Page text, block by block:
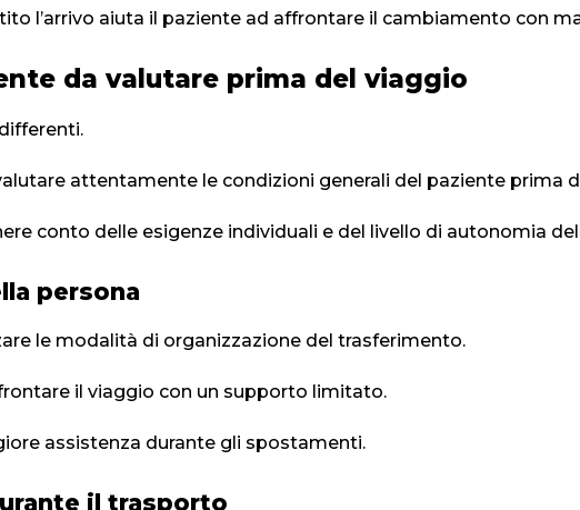
l’arrivo aiuta il paziente ad affrontare il cambiamento con
da valutare prima del viaggio
attentamente le condizioni generali del paziente prima
conto delle esigenze individuali e del livello di autonomia
persona
le modalità di organizzazione del trasferimento.
il viaggio con un supporto limitato.
assistenza durante gli spostamenti.
il trasporto